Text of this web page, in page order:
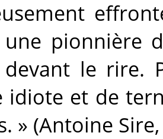
pionnière
le rire.
idiote et de
» (Antoine